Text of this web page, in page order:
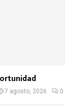
7 agosto, 2026 0